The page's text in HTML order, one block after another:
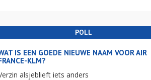
POLL
IS EEN GOEDE NIEUWE NAAM VOOR AIR
KLM?
alsjeblieft iets anders